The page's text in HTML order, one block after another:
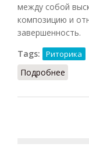
между собой
композицию и
завершенность.
Tags:
Риторика
Подробнее